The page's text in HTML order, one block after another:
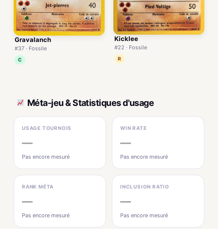
Gravalanch
#37 · Fossile
C
Kicklee
#22 · Fossile
R
Méta-jeu & Statistiques d'usage
USAGE TOURNOIS
—
Pas encore mesuré
WIN RATE
—
Pas encore mesuré
RANK MÉTA
—
Pas encore mesuré
INCLUSION RATIO
—
Pas encore mesuré